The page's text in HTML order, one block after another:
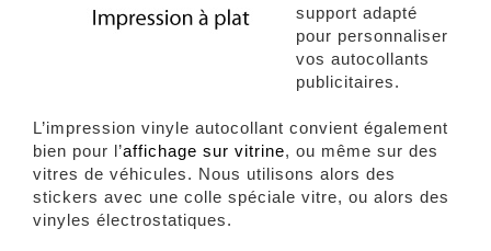
support adapté
pour personnaliser
vos autocollants
publicitaires.
L’impression vinyle autocollant convient également
bien pour l’affichage sur vitrine, ou même sur des
vitres de véhicules. Nous utilisons alors des
stickers avec une colle spéciale vitre, ou alors des
vinyles électrostatiques.